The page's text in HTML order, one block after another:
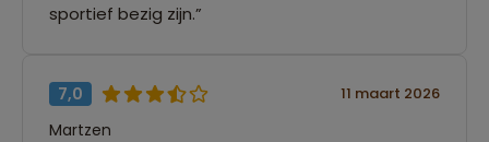
sportief bezig zijn.”
7,0 11 maart 2026
Martzen